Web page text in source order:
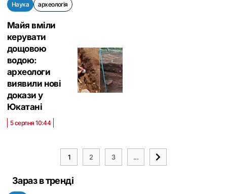
Наука археологія
Майя вміли
керувати
дощовою
водою:
археологи
виявили нові
докази у
Юкатані
5 серпня 10:44
1 2 3 ...
Зараз в тренді